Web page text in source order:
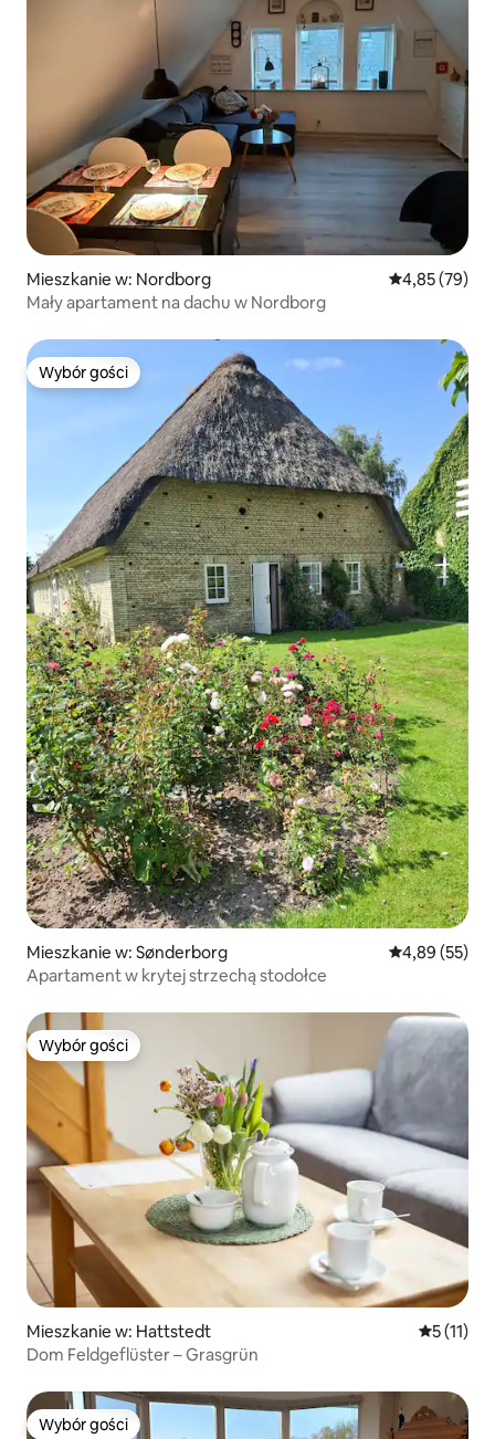
Mieszkanie w: Nordborg Średnia
4,85 (79)
Mały apartament na dachu w Nordborg
Wybór gości
Wybór gości
Mieszkanie w: Sønderborg Średnia
4,89 (55)
Apartament w krytej strzechą stodołce
Wybór gości
Wybór gości
Mieszkanie w: Hattstedt Średnia
5 (11)
Dom Feldgeflüster – Grasgrün
Wybór gości
Wybór gości